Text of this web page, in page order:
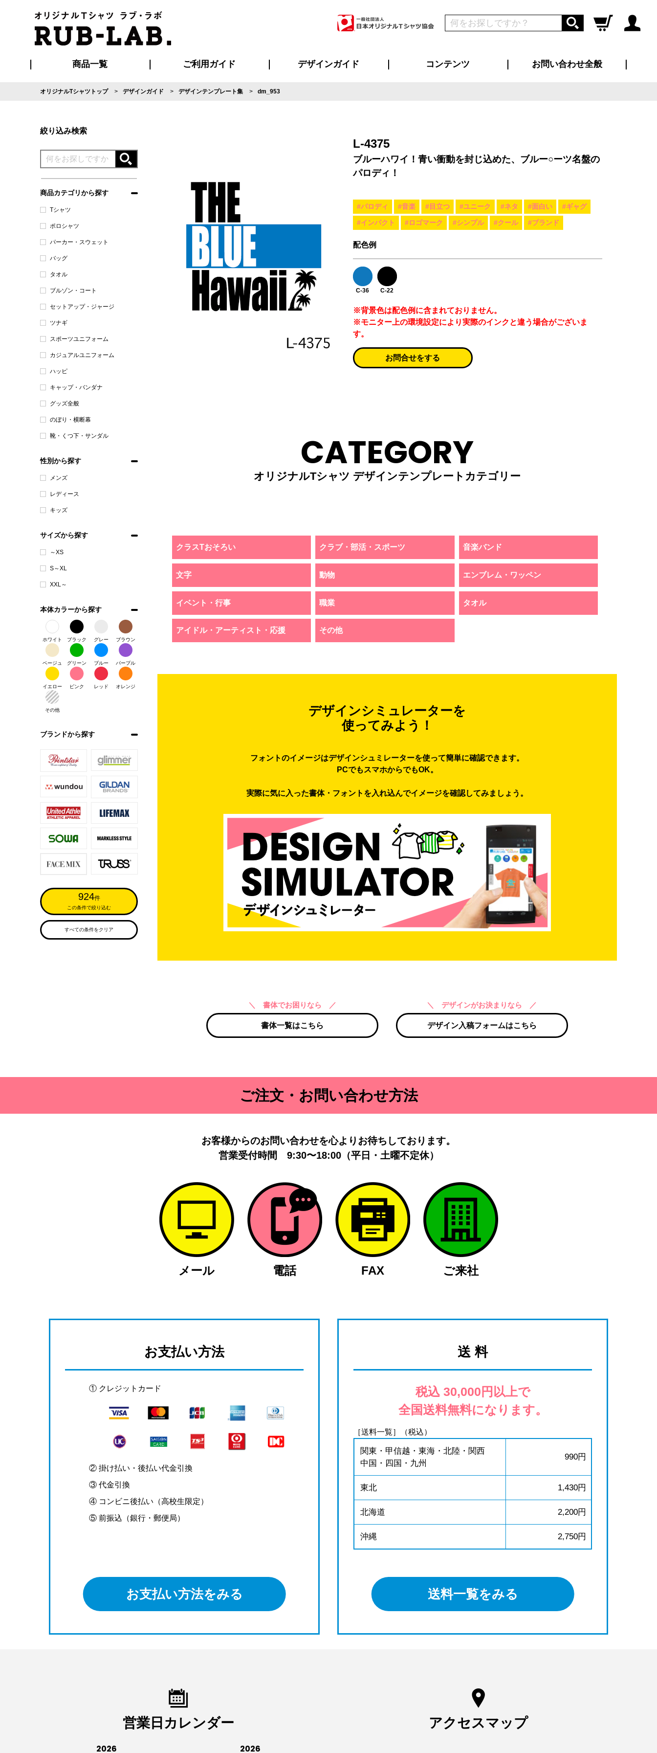
ログイン
商品一覧 ご利用ガイド
ご利用ガイド
はじめての方へ
再注文の方へ
お支払い方法について
割引まとめページ
発送・特急サービスについて
版の保管期限について
マイページ会員のメリット
よくあるご質問
デザインガイド コンテンツ お問い合わせ全般
オリジナルTシャツトップ デザインガイド デザインテンプレート集 dm_953
絞り込み検索
商品カテゴリから探す
Tシャツ
ポロシャツ
パーカー・スウェット
バッグ
タオル
ブルゾン・コート
セットアップ・ジャージ
ツナギ
スポーツユニフォーム
カジュアルユニフォーム
ハッピ
キャップ・バンダナ
グッズ全般
のぼり・横断幕
靴・くつ下・サンダル
性別から探す
メンズ
レディース
キッズ
サイズから探す
～XS
S～XL
XXL～
本体カラーから探す
ホワイト ブラック グレー ブラウン
ベージュ グリーン ブルー パープル
イエロー ピンク レッド オレンジ
その他
ブランドから探す
924件
この条件で絞り込む
すべての条件をクリア
L-4375
ブルーハワイ！青い衝動を封じ込めた、ブルー○ーツ名盤の
パロディ！
#パロディ #音楽 #目立つ #ユニーク #ネタ #面白い #ギャグ
#インパクト #ロゴマーク #シンプル #クール #ブランド
配色例
C-36 C-22
※背景色は配色例に含まれておりません。
※モニター上の環境設定により実際のインクと違う場合がございま
す。
お問合せをする
CATEGORY
オリジナルTシャツ デザインテンプレートカテゴリー
クラスTおそろい クラブ・部活・スポーツ 音楽バンド
文字 動物 エンブレム・ワッペン
イベント・行事 職業 タオル
アイドル・アーティスト・応援 その他
デザインシミュレーターを
使ってみよう！
フォントのイメージはデザインシュミレーターを使って簡単に確認できます。
PCでもスマホからでもOK。
実際に気に入った書体・フォントを入れ込んでイメージを確認してみましょう。
＼ 書体でお困りなら ／
書体一覧はこちら
＼ デザインがお決まりなら ／
デザイン入稿フォームはこちら
ご注文・お問い合わせ方法
お客様からのお問い合わせを心よりお待ちしております。
営業受付時間 9:30〜18:00（平日・土曜不定休）
メール 電話 FAX ご来社
お支払い方法
① クレジットカード
② 掛け払い・後払い代金引換
③ 代金引換
④ コンビニ後払い（高校生限定）
⑤ 前振込（銀行・郵便局）
お支払い方法をみる
送 料
税込 30,000円以上で
全国送料無料になります。
［送料一覧］（税込）
関東・甲信越・東海・北陸・関西
中国・四国・九州
990円
東北 1,430円
北海道 2,200円
沖縄 2,750円
送料一覧をみる
営業日カレンダー
2026 2026
アクセスマップ